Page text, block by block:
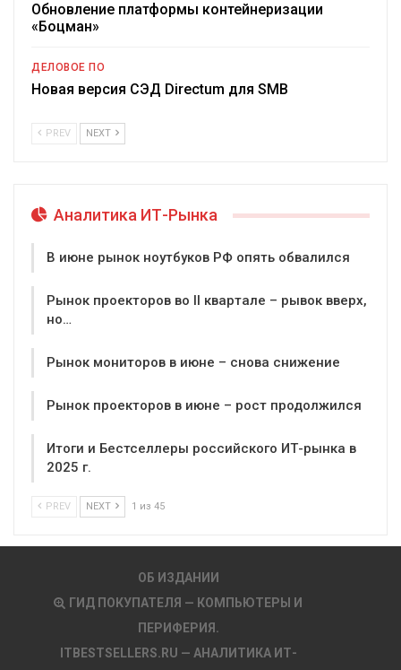
Обновление платформы контейнеризации
«Боцман»
ДЕЛОВОЕ ПО
Новая версия СЭД Directum для SMB
PREV NEXT
Аналитика ИТ-Рынка
В июне рынок ноутбуков РФ опять обвалился
Рынок проекторов во II квартале – рывок вверх,
но…
Рынок мониторов в июне – снова снижение
Рынок проекторов в июне – рост продолжился
Итоги и Бестселлеры российского ИТ-рынка в
2025 г.
PREV NEXT 1 из 45
ОБ ИЗДАНИИ
ГИД ПОКУПАТЕЛЯ — КОМПЬЮТЕРЫ И
ПЕРИФЕРИЯ.
ITBESTSELLERS.RU — АНАЛИТИКА ИТ-